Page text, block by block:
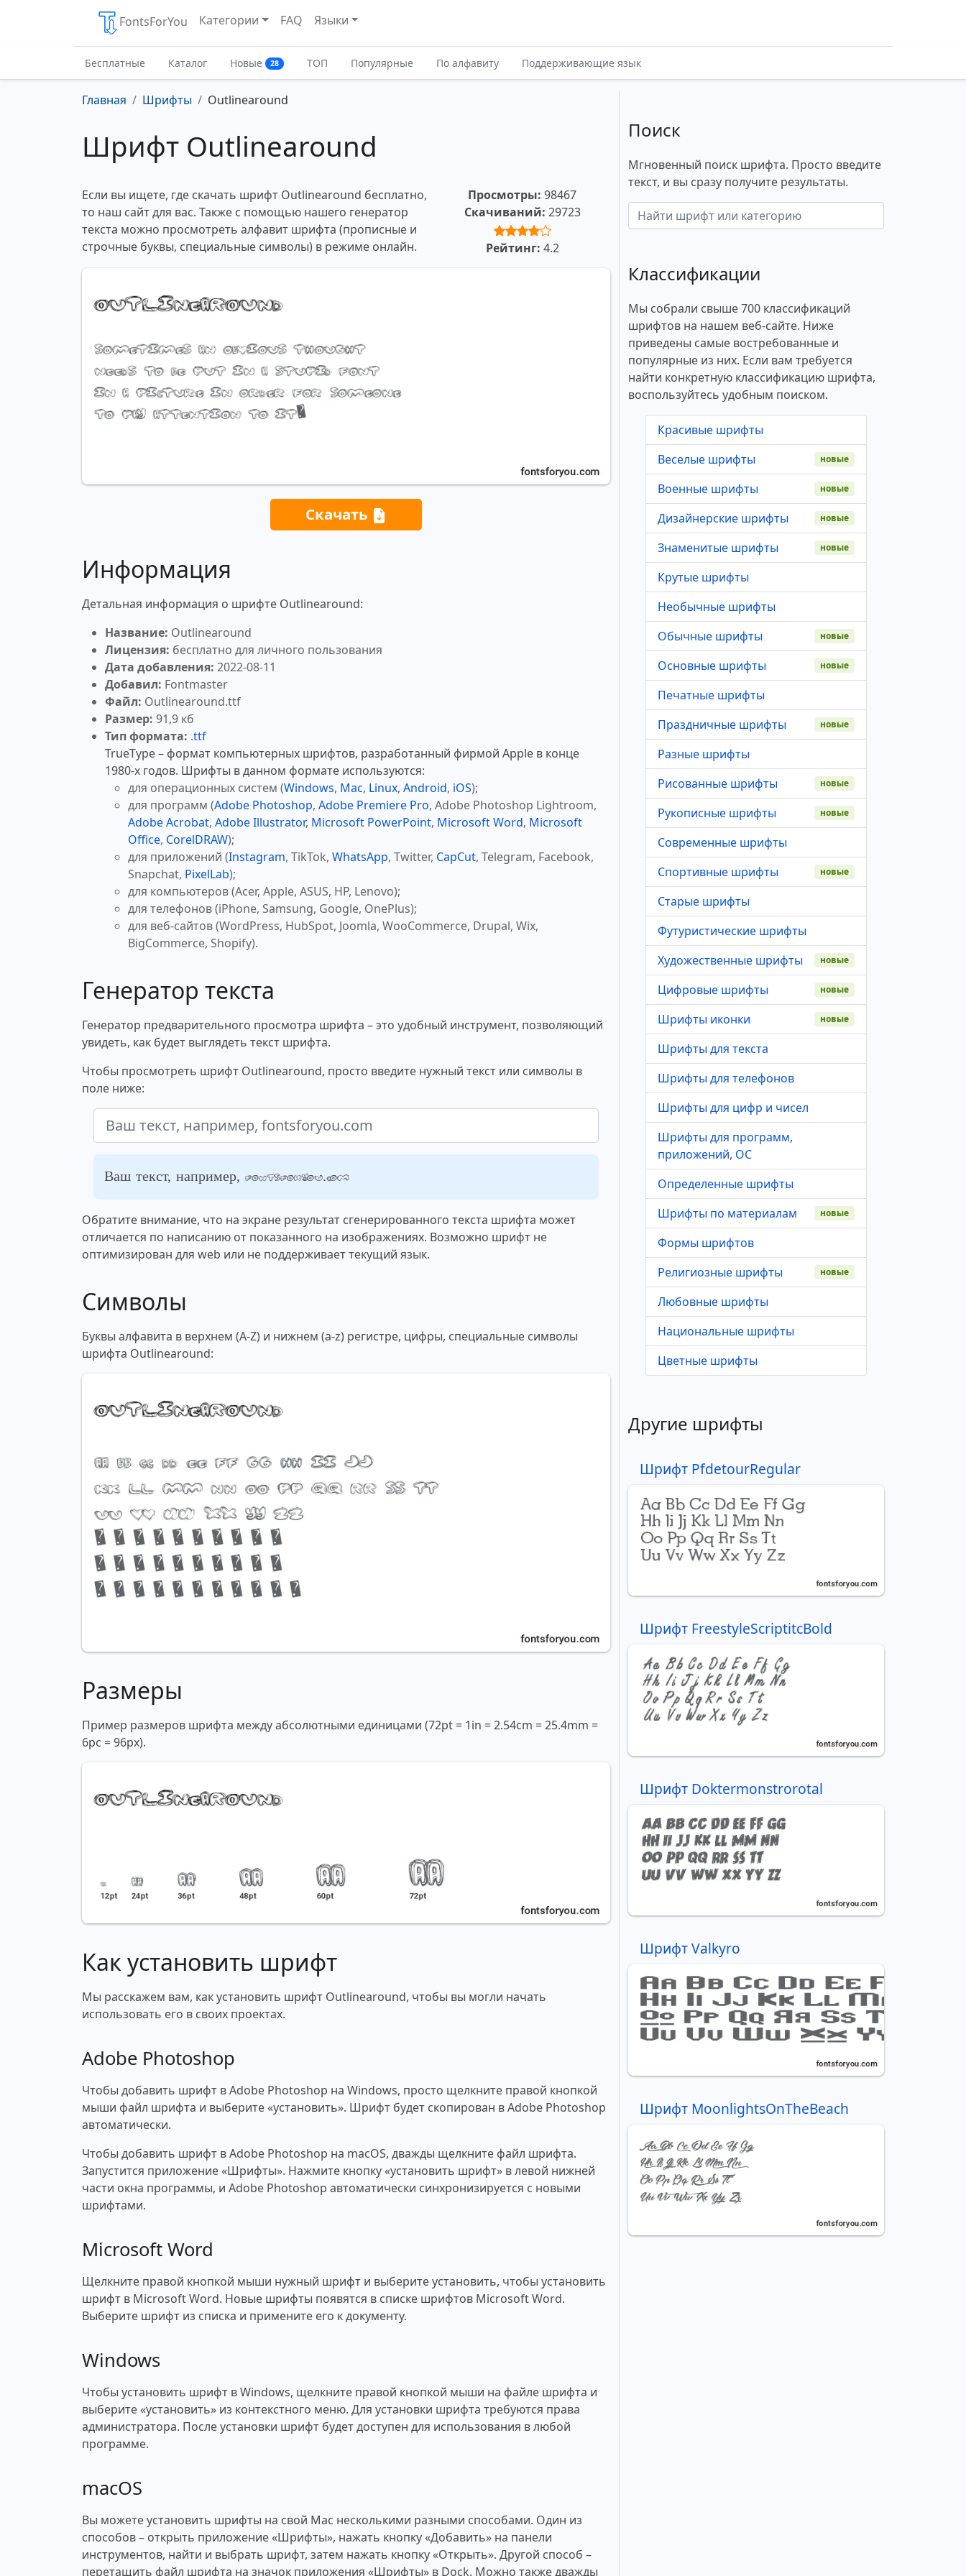
FontsForYou Категории FAQ Языки
Бесплатные Каталог Новые 28 ТОП Популярные По алфавиту Поддерживающие язык
Главная Шрифты Outlinearound
Шрифт Outlinearound
Если вы ищете, где скачать шрифт Outlinearound бесплатно,
то наш сайт для вас. Также с помощью нашего генератор
текста можно просмотреть алфавит шрифта (прописные и
строчные буквы, специальные символы) в режиме онлайн.
Просмотры: 98467
Скачиваний: 29723
Рейтинг: 4.2
Скачать
Информация
Детальная информация о шрифте Outlinearound:
Название: Outlinearound
Лицензия: бесплатно для личного пользования
Дата добавления: 2022-08-11
Добавил: Fontmaster
Файл: Outlinearound.ttf
Размер: 91,9 кб
Тип формата: .ttf
TrueType – формат компьютерных шрифтов, разработанный фирмой Apple в конце
1980-х годов. Шрифты в данном формате используются:
для операционных систем (Windows, Mac, Linux, Android, iOS);
для программ (Adobe Photoshop, Adobe Premiere Pro, Adobe Photoshop Lightroom,
Adobe Acrobat, Adobe Illustrator, Microsoft PowerPoint, Microsoft Word, Microsoft
Office, CorelDRAW);
для приложений (Instagram, TikTok, WhatsApp, Twitter, CapCut, Telegram, Facebook,
Snapchat, PixelLab);
для компьютеров (Acer, Apple, ASUS, HP, Lenovo);
для телефонов (iPhone, Samsung, Google, OnePlus);
для веб-сайтов (WordPress, HubSpot, Joomla, WooCommerce, Drupal, Wix,
BigCommerce, Shopify).
Генератор текста
Генератор предварительного просмотра шрифта – это удобный инструмент, позволяющий
увидеть, как будет выглядеть текст шрифта.
Чтобы просмотреть шрифт Outlinearound, просто введите нужный текст или символы в
поле ниже:
Ваш текст, например, fontsforyou.com
Обратите внимание, что на экране результат сгенерированного текста шрифта может
отличается по написанию от показанного на изображениях. Возможно шрифт не
оптимизирован для web или не поддерживает текущий язык.
Символы
Буквы алфавита в верхнем (A-Z) и нижнем (a-z) регистре, цифры, специальные символы
шрифта Outlinearound:
Размеры
Пример размеров шрифта между абсолютными единицами (72pt = 1in = 2.54cm = 25.4mm =
6pc = 96px).
Как установить шрифт
Мы расскажем вам, как установить шрифт Outlinearound, чтобы вы могли начать
использовать его в своих проектах.
Adobe Photoshop
Чтобы добавить шрифт в Adobe Photoshop на Windows, просто щелкните правой кнопкой
мыши файл шрифта и выберите «установить». Шрифт будет скопирован в Adobe Photoshop
автоматически.
Чтобы добавить шрифт в Adobe Photoshop на macOS, дважды щелкните файл шрифта.
Запустится приложение «Шрифты». Нажмите кнопку «установить шрифт» в левой нижней
части окна программы, и Adobe Photoshop автоматически синхронизируется с новыми
шрифтами.
Microsoft Word
Щелкните правой кнопкой мыши нужный шрифт и выберите установить, чтобы установить
шрифт в Microsoft Word. Новые шрифты появятся в списке шрифтов Microsoft Word.
Выберите шрифт из списка и примените его к документу.
Windows
Чтобы установить шрифт в Windows, щелкните правой кнопкой мыши на файле шрифта и
выберите «установить» из контекстного меню. Для установки шрифта требуются права
администратора. После установки шрифт будет доступен для использования в любой
программе.
macOS
Вы можете установить шрифты на свой Mac несколькими разными способами. Один из
способов – открыть приложение «Шрифты», нажать кнопку «Добавить» на панели
инструментов, найти и выбрать шрифт, затем нажать кнопку «Открыть». Другой способ –
перетащить файл шрифта на значок приложения «Шрифты» в Dock. Можно также дважды
Поиск
Мгновенный поиск шрифта. Просто введите
текст, и вы сразу получите результаты.
Классификации
Мы собрали свыше 700 классификаций
шрифтов на нашем веб-сайте. Ниже
приведены самые востребованные и
популярные из них. Если вам требуется
найти конкретную классификацию шрифта,
воспользуйтесь удобным поиском.
Красивые шрифты
Веселые шрифты
новые
Военные шрифты новые
Дизайнерские шрифты новые
Знаменитые шрифты новые
Крутые шрифты
Необычные шрифты
Обычные шрифты
новые
Основные шрифты новые
Печатные шрифты
Праздничные шрифты
новые
Разные шрифты
Рисованные шрифты
новые
Рукописные шрифты новые
Современные шрифты
Спортивные шрифты
новые
Старые шрифты
Футуристические шрифты
Художественные шрифты
новые
Цифровые шрифты новые
Шрифты иконки новые
Шрифты для текста
Шрифты для телефонов
Шрифты для цифр и чисел
Шрифты для программ,
приложений, ОС
Определенные шрифты
Шрифты по материалам
новые
Формы шрифтов
Религиозные шрифты
новые
Любовные шрифты
Национальные шрифты
Цветные шрифты
Другие шрифты
Шрифт PfdetourRegular
Шрифт FreestyleScriptitcBold
Шрифт Doktermonstrorotal
Шрифт Valkyro
Шрифт MoonlightsOnTheBeach